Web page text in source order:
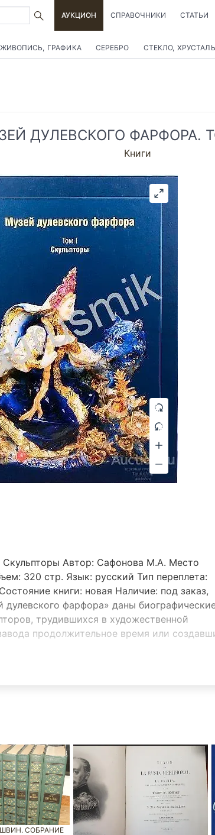
АУКЦИОН СПРАВОЧНИКИ СТАТЬИ
ЖИВОПИСЬ, ГРАФИКА СЕРЕБРО СТЕКЛО, ХРУСТАЛЬ
ДУЛЕВСКОГО ФАРФОРА.
Книги
Скульпторы Автор: Сафонова М.А. Место
320 стр. Язык: русский Тип переплета:
книги: новая Наличие: под заказ,
дулевского фарфора» даны
трудившихся в художественной
продолжительное время или
СОБРАНИЕ